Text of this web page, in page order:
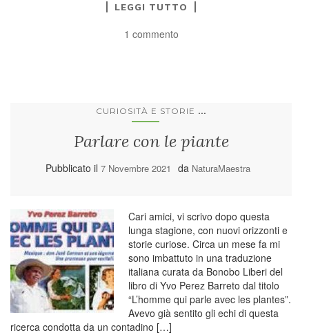
LEGGI TUTTO
1 commento
CURIOSITÀ E STORIE ...
Parlare con le piante
Pubblicato il 7 Novembre 2021 da NaturaMaestra
Cari amici, vi scrivo dopo questa
lunga stagione, con nuovi orizzonti e
storie curiose. Circa un mese fa mi
sono imbattuto in una traduzione
italiana curata da Bonobo Liberi del
libro di Yvo Perez Barreto dal titolo
“L’homme qui parle avec les plantes”.
Avevo già sentito gli echi di questa
ricerca condotta da un contadino […]